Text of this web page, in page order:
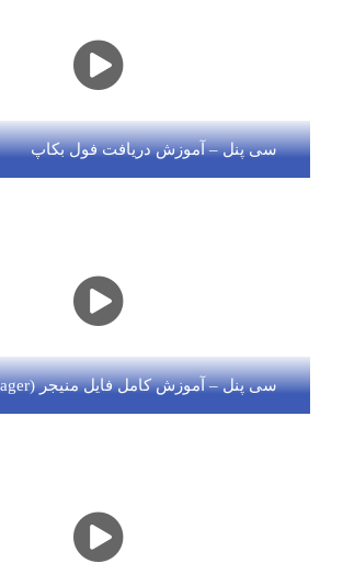
سی پنل – آموزش دریافت فول بکاپ
سی پنل – آموزش کامل فایل منیجر (File Manager)